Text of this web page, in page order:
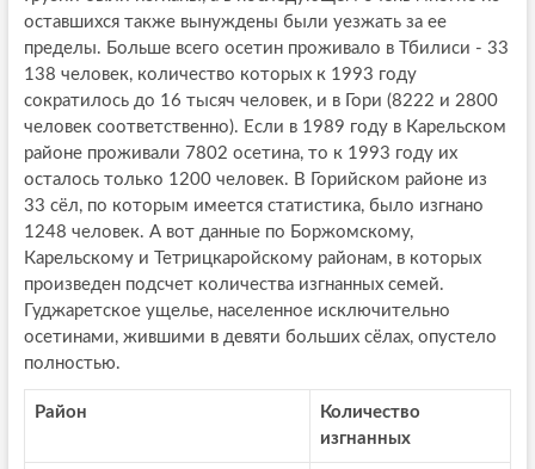
оставшихся также вынуждены были уезжать за ее
пределы. Больше всего осетин проживало в Тбилиси - 33
138 человек, количество которых к 1993 году
сократилось до 16 тысяч человек, и в Гори (8222 и 2800
человек соответственно). Если в 1989 году в Карельском
районе проживали 7802 осетина, то к 1993 году их
осталось только 1200 человек. В Горийском районе из
33 сёл, по которым имеется статистика, было изгнано
1248 человек. А вот данные по Боржомскому,
Карельскому и Тетрицкаройскому районам, в которых
произведен подсчет количества изгнанных семей.
Гуджаретское ущелье, населенное исключительно
осетинами, жившими в девяти больших сёлах, опустело
полностью.
Район
Количество
изгнанных